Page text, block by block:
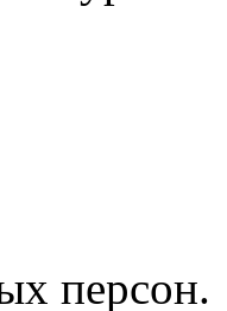
персон.